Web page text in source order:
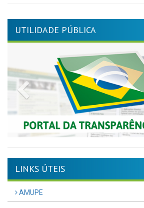
UTILIDADE PÚBLICA
Previous
LINKS ÚTEIS
AMUPE